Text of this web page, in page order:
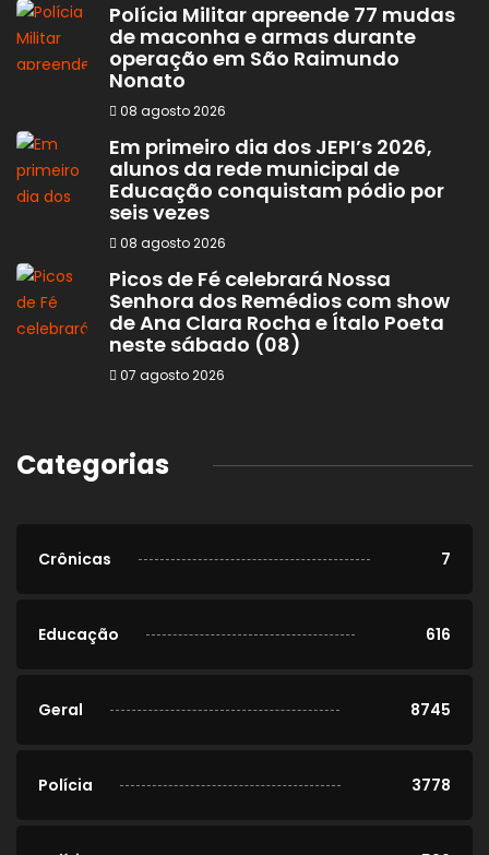
Polícia Militar apreende 77 mudas
de maconha e armas durante
operação em São Raimundo
Nonato
08 agosto 2026
Em primeiro dia dos JEPI’s 2026,
alunos da rede municipal de
Educação conquistam pódio por
seis vezes
08 agosto 2026
Picos de Fé celebrará Nossa
Senhora dos Remédios com show
de Ana Clara Rocha e Ítalo Poeta
neste sábado (08)
07 agosto 2026
Categorias
Crônicas 7
Educação 616
Geral 8745
Polícia 3778